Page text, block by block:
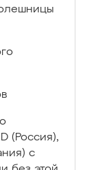
(Россия),
с